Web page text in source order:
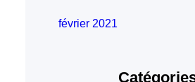
février 2021